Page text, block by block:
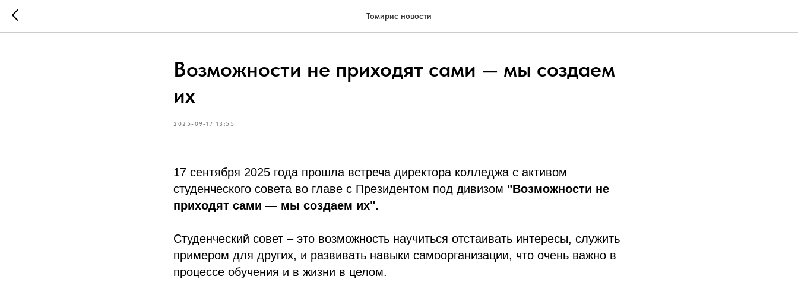
Томирис новости
Возможности не приходят сами — мы создаем
их
2025-09-17 13:55
17 сентября 2025 года прошла встреча директора колледжа с активом
студенческого совета во главе с Президентом под дивизом "Возможности не
приходят сами — мы создаем их".
Студенческий совет – это возможность научиться отстаивать интересы, служить
примером для других, и развивать навыки самоорганизации, что очень важно в
процессе обучения и в жизни в целом.